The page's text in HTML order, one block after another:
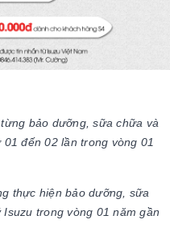
bảo dưỡng, sữa chữa và
đến 02 lần trong vòng 01
thực hiện bảo dưỡng, sữa
trong vòng 01 năm gần